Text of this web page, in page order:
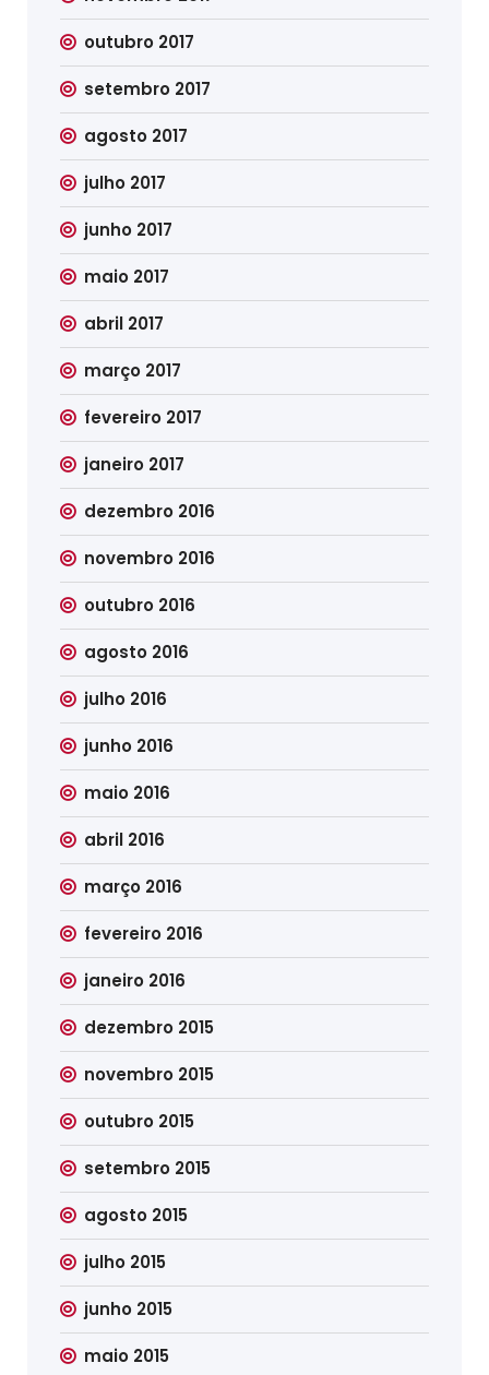
outubro 2017
setembro 2017
agosto 2017
julho 2017
junho 2017
maio 2017
abril 2017
março 2017
fevereiro 2017
janeiro 2017
dezembro 2016
novembro 2016
outubro 2016
agosto 2016
julho 2016
junho 2016
maio 2016
abril 2016
março 2016
fevereiro 2016
janeiro 2016
dezembro 2015
novembro 2015
outubro 2015
setembro 2015
agosto 2015
julho 2015
junho 2015
maio 2015